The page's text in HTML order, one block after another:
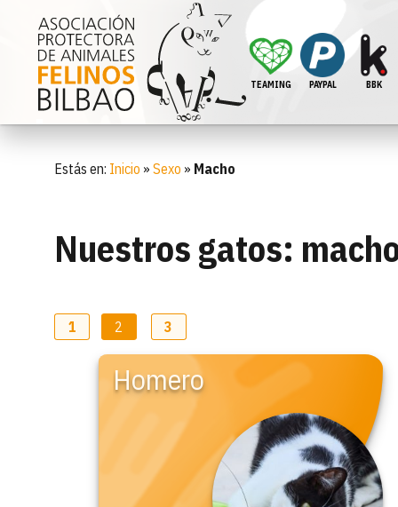
TEAMING PAYPAL BBK
Estás en: Inicio »Sexo » Macho
Nuestros gatos:
1 2 3
Homero